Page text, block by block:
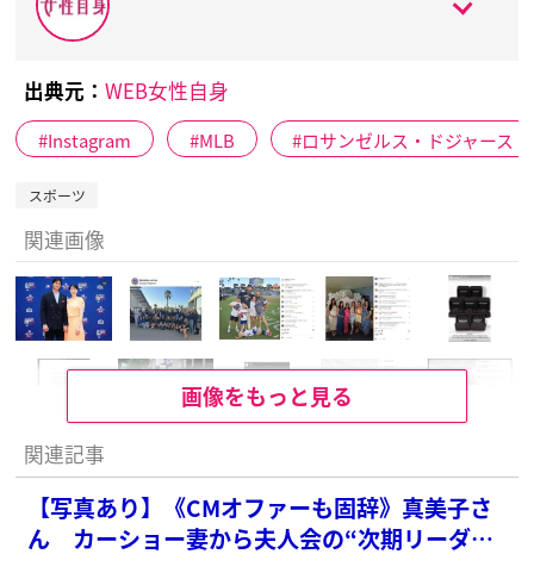
出典元： WEB女性自身
Instagram MLB ロサンゼルス・ドジャース
スポーツ
関連画像
画像をもっと見る
関連記事
【写真あり】《CMオファーも固辞》真美子さ
ん カーショー妻から夫人会の“次期リーダ